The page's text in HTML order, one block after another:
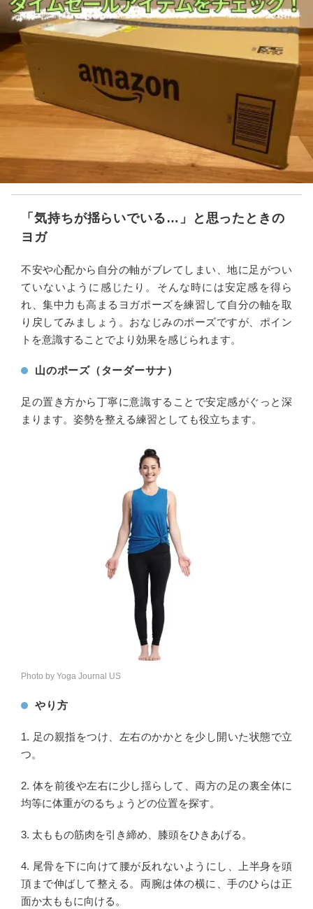
「気持ちが揺らいでいる…」と思ったときの
ヨガ
不安や心配から自分の軸がブレてしまい、地に足がつい
ていないように感じたり。そんな時には安定感を得ら
れ、集中力も高まるヨガポーズを練習して自分の軸を取
り戻してみましょう。おなじみのポーズですが、ポイン
トを意識することでより効果を感じられます。
山のポーズ（ターダーサナ）
足の置き方から丁寧に意識することで安定感がぐっと深
まります。姿勢を整える練習としても役立ちます。
Photo by Yoga Journal US
やり方
1. 足の親指をつけ、左右のかかとを少し開いた状態で立
つ。
2. 体を前後や左右に少し揺らして、両方の足の裏全体に
均等に体重がのるちょうどの位置を探す。
3. 太ももの筋肉を引き締め、膝頭をひきあげる。
4. 尾骨を下に向けて腰が反れないようにし、上半身を頭
頂まで伸ばして整える。両腕は体の横に、手のひらは正
面か太ももに向ける。